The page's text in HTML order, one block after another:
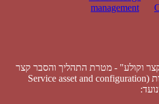
תהליך ניהול תצורה ונכסי שירות (Service asset and configuration